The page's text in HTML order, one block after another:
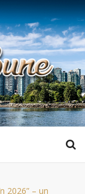
2026” – un